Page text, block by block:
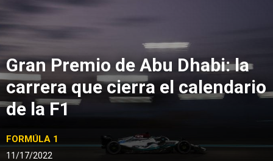
Gran Premio de Abu Dhabi: la
carrera que cierra el calendario
de la F1
FORMÚLA 1
11/17/2022